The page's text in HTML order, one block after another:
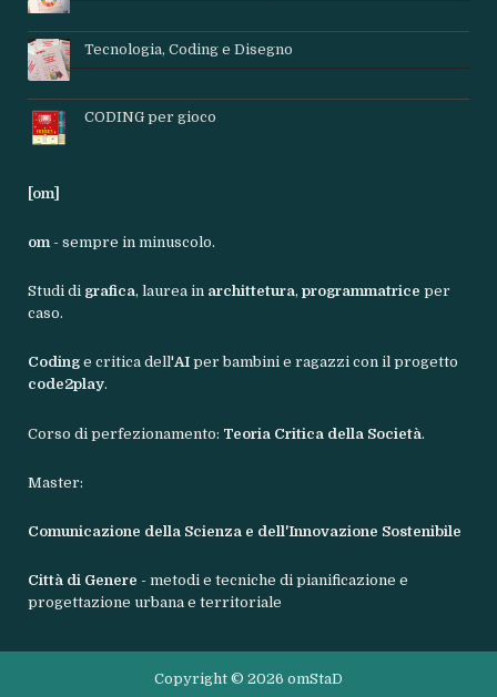
Tecnologia, Coding e Disegno
CODING per gioco
[om]
om - sempre in minuscolo.
Studi di grafica, laurea in archittetura,programmatriceper
caso.
Codinge critica dell'AIper bambini e ragazzi con il progetto
code2play.
Corso di perfezionamento: Teoria Critica della Società.
Master:
Comunicazione della Scienza e dell'Innovazione Sostenibile
Città di Genere - metodi e tecniche di pianificazione e
progettazione urbana e territoriale
Copyright © 2026 omStaD